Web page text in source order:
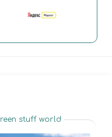
stuff world